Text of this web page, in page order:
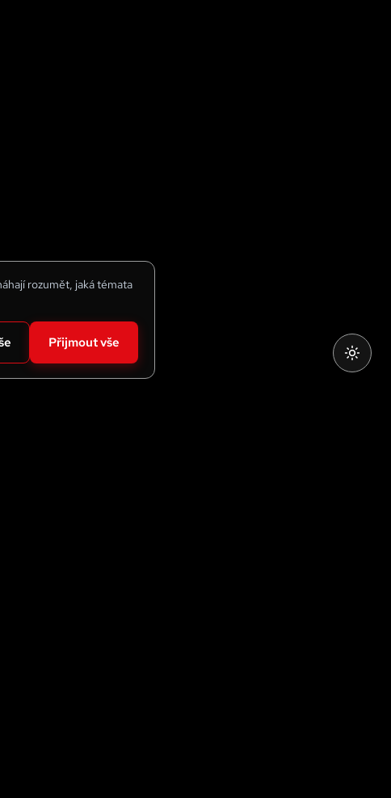
rozumět, jaká témata
Přijmout vše